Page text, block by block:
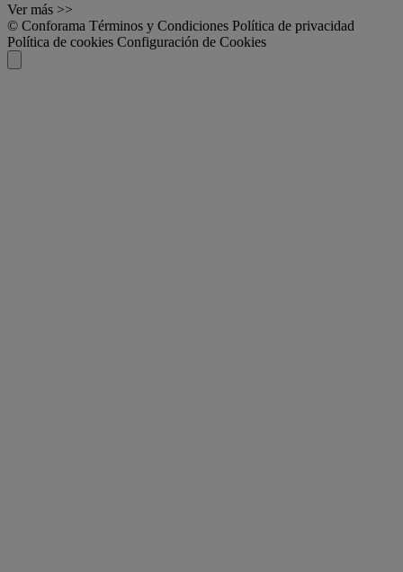
Ver más >>
© Conforama Términos y Condiciones Política de privacidad
Política de cookies Configuración de Cookies